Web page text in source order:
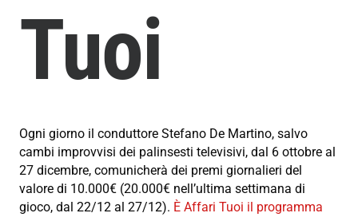
Tuoi
Ogni giorno il conduttore Stefano De Martino, salvo
cambi improvvisi dei palinsesti televisivi, dal 6 ottobre al
27 dicembre, comunicherà dei premi giornalieri del
valore di 10.000€ (20.000€ nell’ultima settimana di
gioco, dal 22/12 al 27/12). È Affari Tuoi il programma